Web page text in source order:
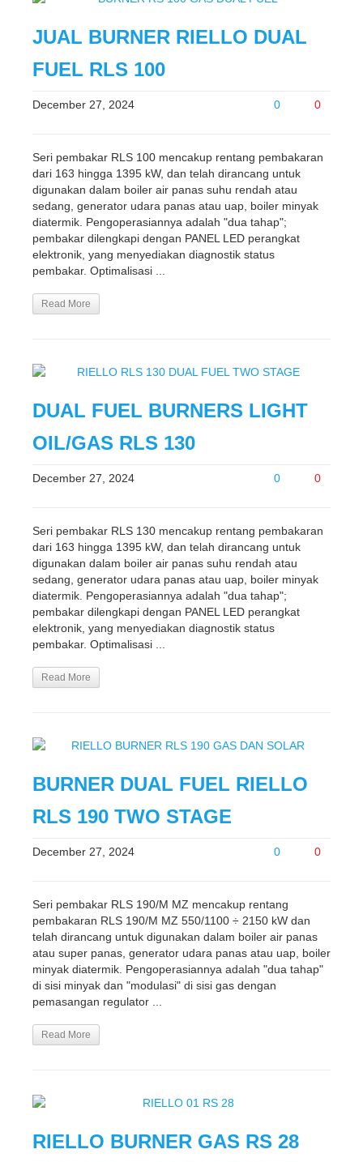
JUAL BURNER RIELLO DUAL
FUEL RLS 100
0 0
December 27, 2024
Seri pembakar RLS 100 mencakup rentang pembakaran
dari 163 hingga 1395 kW, dan telah dirancang untuk
digunakan dalam boiler air panas suhu rendah atau
sedang, generator udara panas atau uap, boiler minyak
diatermik. Pengoperasiannya adalah "dua tahap";
pembakar dilengkapi dengan PANEL LED perangkat
elektronik, yang menyediakan diagnostik status
pembakar. Optimalisasi ...
Read More
DUAL FUEL BURNERS LIGHT
OIL/GAS RLS 130
0 0
December 27, 2024
Seri pembakar RLS 130 mencakup rentang pembakaran
dari 163 hingga 1395 kW, dan telah dirancang untuk
digunakan dalam boiler air panas suhu rendah atau
sedang, generator udara panas atau uap, boiler minyak
diatermik. Pengoperasiannya adalah "dua tahap";
pembakar dilengkapi dengan PANEL LED perangkat
elektronik, yang menyediakan diagnostik status
pembakar. Optimalisasi ...
Read More
BURNER DUAL FUEL RIELLO
RLS 190 TWO STAGE
0 0
December 27, 2024
Seri pembakar RLS 190/M MZ mencakup rentang
pembakaran RLS 190/M MZ 550/1100 ÷ 2150 kW dan
telah dirancang untuk digunakan dalam boiler air panas
atau super panas, generator udara panas atau uap, boiler
minyak diatermik. Pengoperasiannya adalah "dua tahap"
di sisi minyak dan "modulasi" di sisi gas dengan
pemasangan regulator ...
Read More
RIELLO BURNER GAS RS 28